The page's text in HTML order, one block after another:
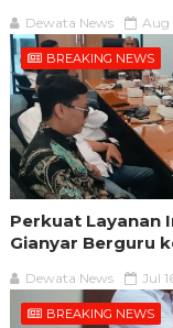
Dewata News Aug
BREAKING NEWS
Perkuat Layanan
Gianyar Berguru
Dewata News Jul
BREAKING NEWS